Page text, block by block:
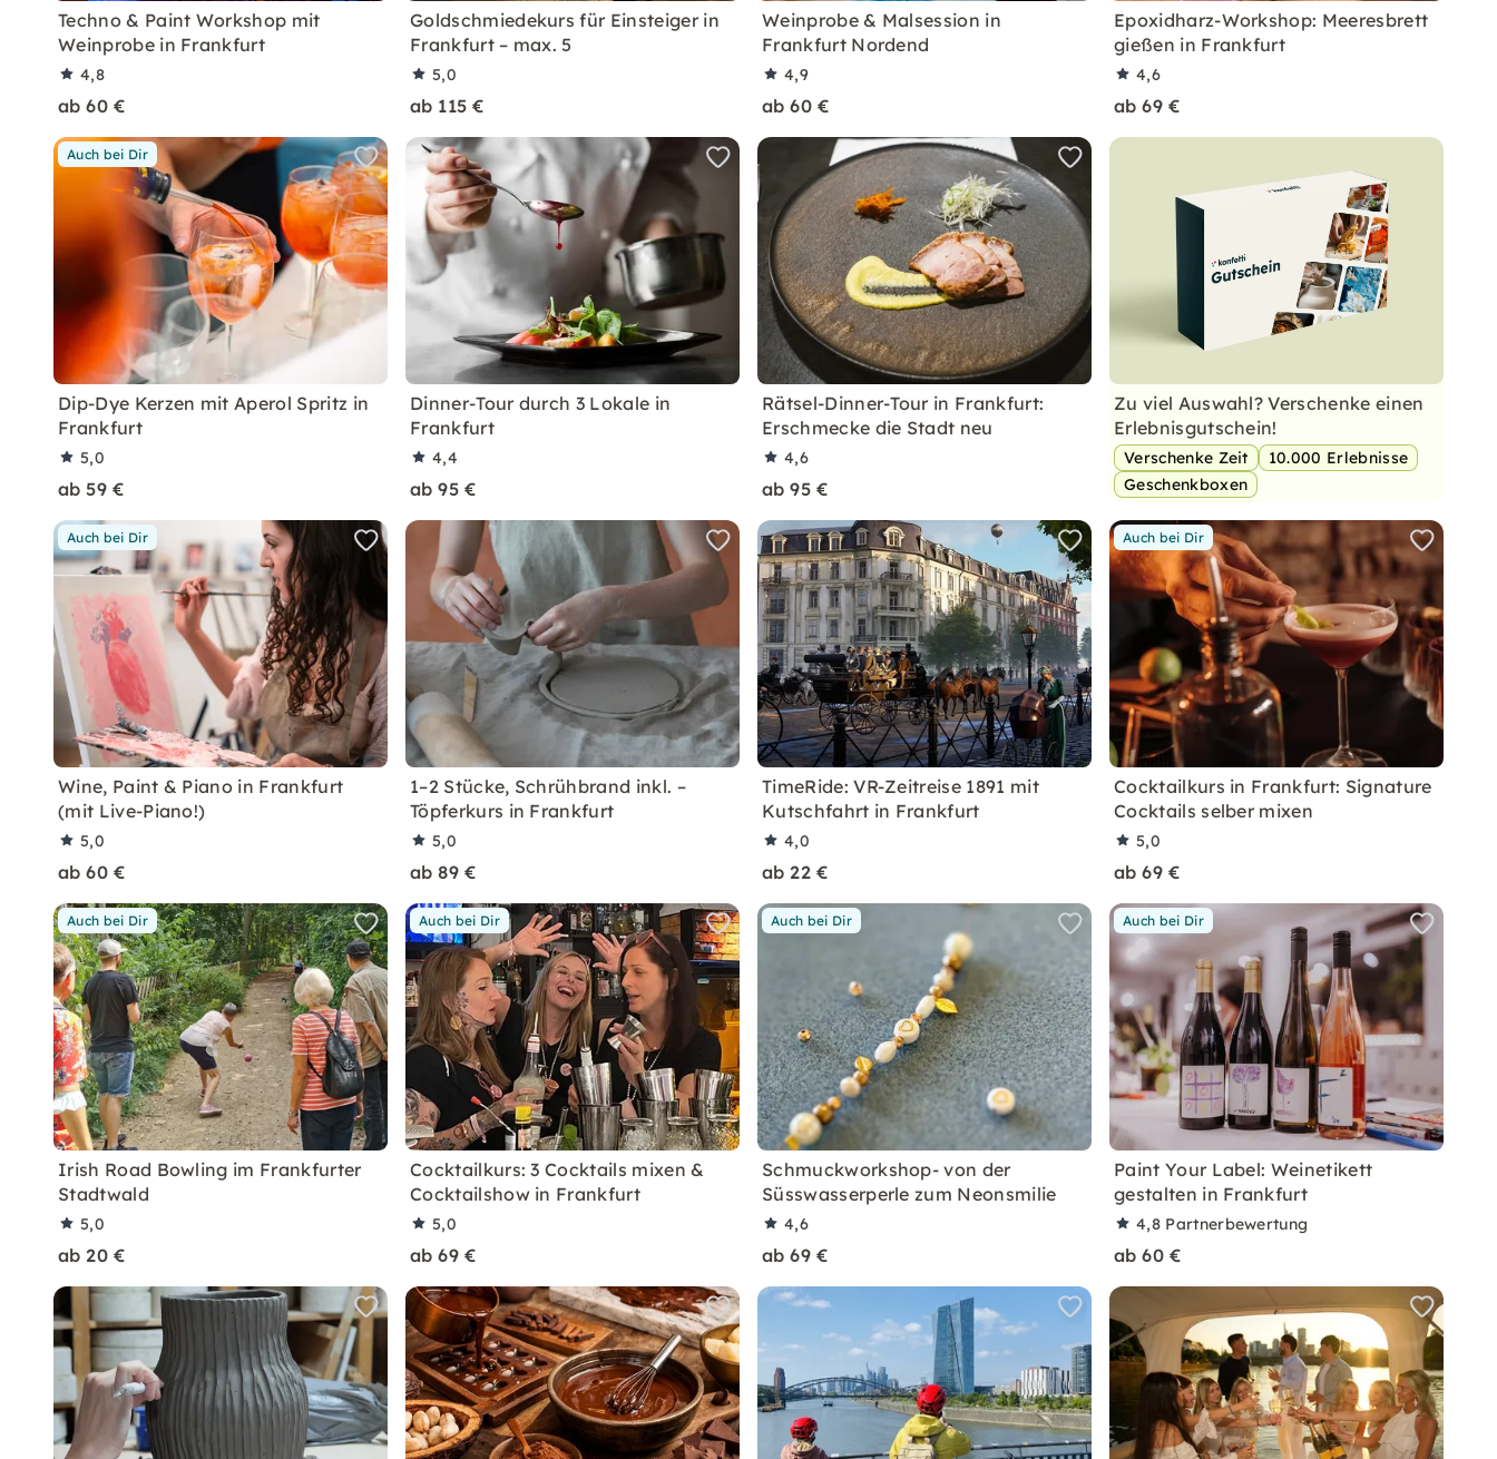
Techno & Paint Workshop mit
Weinprobe in Frankfurt
4,8
ab 60 €
Goldschmiedekurs für Einsteiger in
Frankfurt – max. 5
5,0
ab 115 €
Weinprobe & Malsession in
Frankfurt Nordend
4,9
ab 60 €
Epoxidharz-Workshop: Meeresbrett
gießen in Frankfurt
4,6
ab 69 €
Auch bei Dir
Dip-Dye Kerzen mit Aperol Spritz in
Frankfurt
5,0
ab 59 €
Dinner-Tour durch 3 Lokale in
Frankfurt
4,4
ab 95 €
Rätsel-Dinner-Tour in Frankfurt:
Erschmecke die Stadt neu
4,6
ab 95 €
Zu viel Auswahl? Verschenke einen
Erlebnisgutschein!
Verschenke Zeit
10.000 Erlebnisse
Geschenkboxen
Auch bei Dir
Wine, Paint & Piano in Frankfurt
(mit Live-Piano!)
5,0
ab 60 €
1–2 Stücke, Schrühbrand inkl. –
Töpferkurs in Frankfurt
5,0
ab 89 €
TimeRide: VR-Zeitreise 1891 mit
Kutschfahrt in Frankfurt
4,0
ab 22 €
Auch bei Dir
Cocktailkurs in Frankfurt: Signature
Cocktails selber mixen
5,0
ab 69 €
Auch bei Dir
Irish Road Bowling im Frankfurter
Stadtwald
5,0
ab 20 €
Auch bei Dir
Cocktailkurs: 3 Cocktails mixen &
Cocktailshow in Frankfurt
5,0
ab 69 €
Auch bei Dir
Schmuckworkshop- von der
Süsswasserperle zum Neonsmilie
4,6
ab 69 €
Auch bei Dir
Paint Your Label: Weinetikett
gestalten in Frankfurt
4,8 Partnerbewertung
ab 60 €